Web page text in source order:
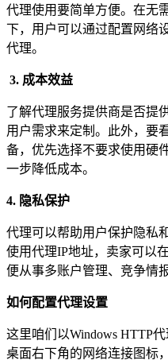
代理使用要简单方便。在无
下，用户可以通过配置网络
代理。
3. 成本效益
了解代理服务提供商是否提
用户需求来定制。此外，要
备，优先选择不要求使用硬
一步降低成本。
4. 隐私保护
代理可以帮助用户保护隐私
使用代理IP地址，卖家可以
便从事多账户管理、竞争情
如何配置代理设置
这里咱们以Windows HTTP
桌面右下角的网络连接图标